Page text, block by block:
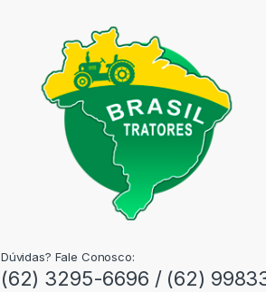
Dúvidas? Fale Conosco:
(62) 3295-6696 / (62)